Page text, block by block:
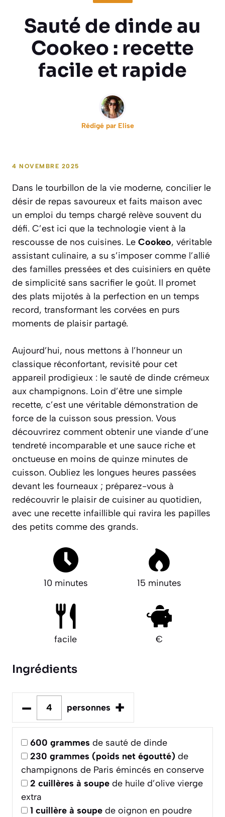
Sauté de dinde au
Cookeo : recette
facile et rapide
Rédigé par Elise
4 NOVEMBRE 2025
Dans le tourbillon de la vie moderne, concilier le
désir de repas savoureux et faits maison avec
un emploi du temps chargé relève souvent du
défi. C’est ici que la technologie vient à la
rescousse de nos cuisines. Le Cookeo, véritable
assistant culinaire, a su s’imposer comme l’allié
des familles pressées et des cuisiniers en quête
de simplicité sans sacrifier le goût. Il promet
des plats mijotés à la perfection en un temps
record, transformant les corvées en purs
moments de plaisir partagé.
Aujourd’hui, nous mettons à l’honneur un
classique réconfortant, revisité pour cet
appareil prodigieux : le sauté de dinde crémeux
aux champignons. Loin d’être une simple
recette, c’est une véritable démonstration de
force de la cuisson sous pression. Vous
découvrirez comment obtenir une viande d’une
tendreté incomparable et une sauce riche et
onctueuse en moins de quinze minutes de
cuisson. Oubliez les longues heures passées
devant les fourneaux ; préparez-vous à
redécouvrir le plaisir de cuisiner au quotidien,
avec une recette infaillible qui ravira les papilles
des petits comme des grands.
10 minutes 15 minutes
facile €
Ingrédients
– personnes +
600 grammes de sauté de dinde
230 grammes (poids net égoutté) de
champignons de Paris émincés en conserve
2 cuillères à soupe de huile d’olive vierge
extra
1 cuillère à soupe de oignon en poudre